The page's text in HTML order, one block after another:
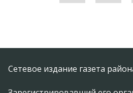
Сетевое издание газета